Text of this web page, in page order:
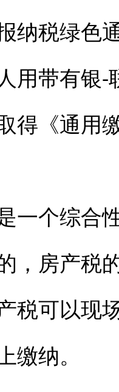
纳税绿色
用带有银
得《通用
个综合
，房产税
税可以现
缴纳。